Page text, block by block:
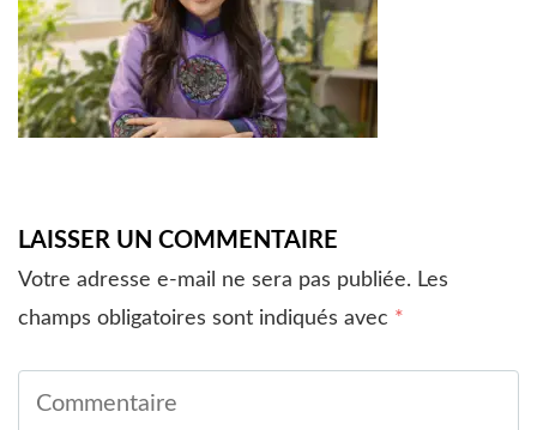
LAISSER UN COMMENTAIRE
Votre adresse e-mail ne sera pas publiée. Les
champs obligatoires sont indiqués avec *